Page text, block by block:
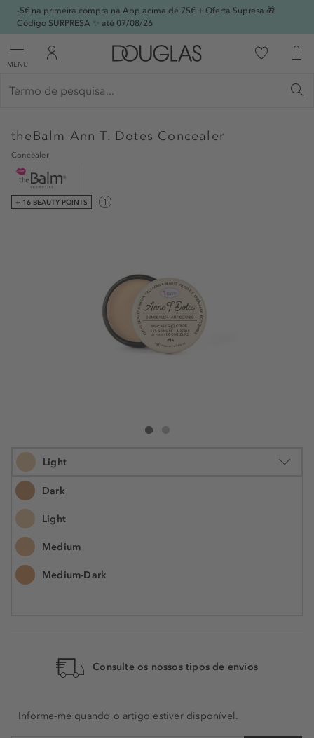
-5€ na primeira compra na App acima de 75€ + Oferta Supresa 🎁
Código SURPRESA ✨ até 07/08/26
MENU
theBalm Ann T. Dotes Concealer
Concealer
+ 16 BEAUTY POINTS
theBalm Ann T. Dotes Concealer
Light
Dark
Light
Medium
Medium-Dark
9 g
Consulte os nossos tipos de envios
Informe-me quando o artigo estiver disponível.